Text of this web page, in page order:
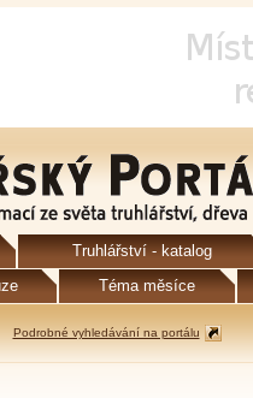
Truhlářství - katalog
Téma měsíce
Podrobné vyhledávání na portálu